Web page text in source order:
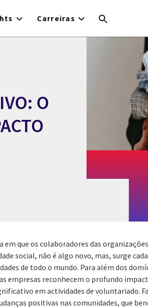
Carreiras
O
que os colaboradores das
social, não é algo novo, mas, surge
de todo o mundo. Para além dos
empresas reconhecem o profundo
em actividades de voluntariado.
positivas nas comunidades, que